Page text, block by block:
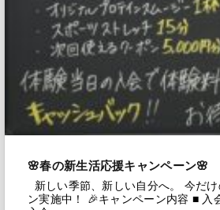
🌸春の新生活応援キャンペーン🌸
新しい季節、新しい自分へ。 今だ
ン実施中！ 🎉キャンペーン内容 ■ 入